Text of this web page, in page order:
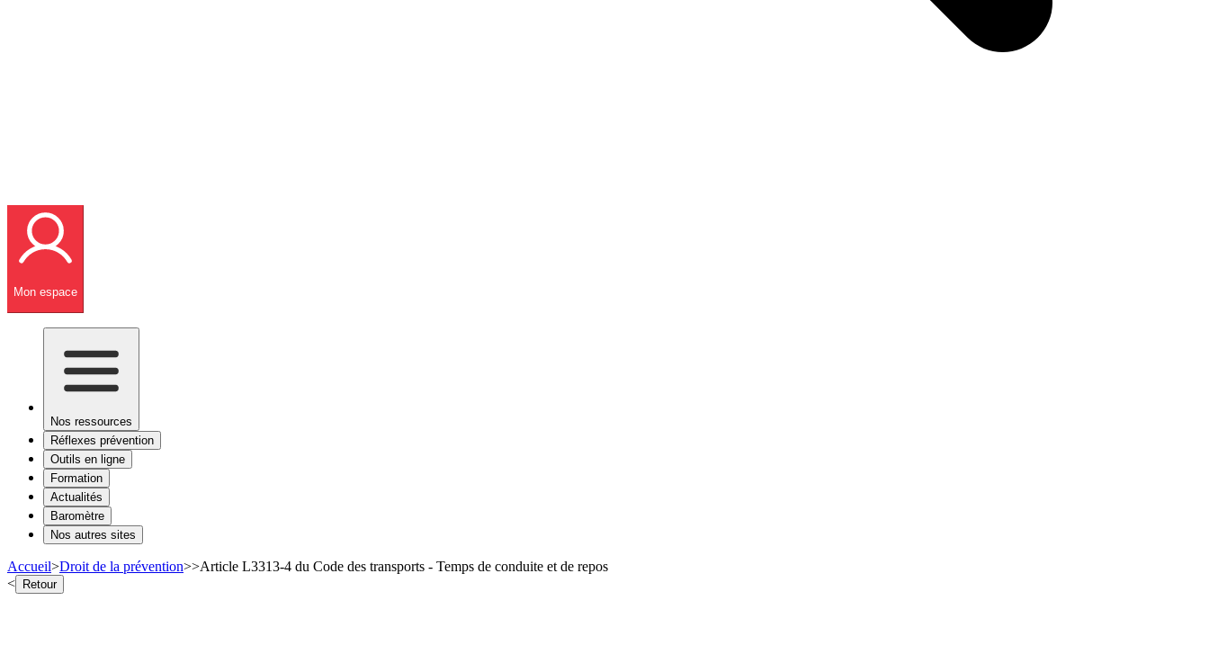
Mon espace
Nos ressources
Réflexes prévention
Outils en ligne
Formation
Actualités
Baromètre
Nos autres sites
Accueil>Droit de la prévention>>Article L3313-4 du Code des transports - Temps de conduite et de repos
< Retour